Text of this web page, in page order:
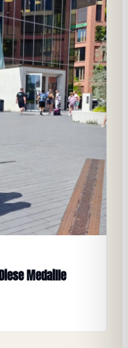
Medaille